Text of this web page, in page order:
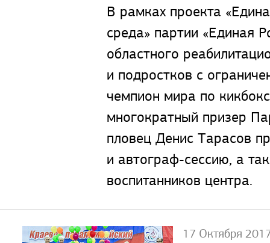
В рамках проекта
среда» партии «Единая
областного
и подростков с
чемпион мира по
многократный призер
пловец Денис Тарасов
и автограф-сессию, а
воспитанников центра.
17 Октября